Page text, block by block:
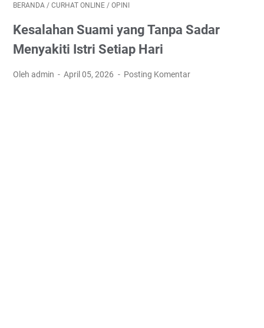
BERANDA / CURHAT ONLINE / OPINI
Kesalahan Suami yang Tanpa Sadar
Menyakiti Istri Setiap Hari
Oleh admin April 05, 2026 Posting Komentar